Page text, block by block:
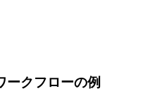
ークフローの例